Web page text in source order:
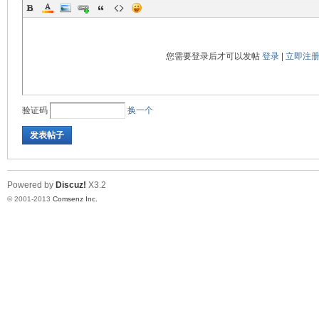
您需要登录后才可以发帖登录 |立即注
验证码 换一个
发表帖子
Powered by Discuz! X3.2
© 2001-2013 Comsenz Inc.